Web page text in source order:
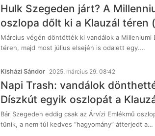
Hulk Szegeden járt? A
oszlopa dőlt ki a Klauzál téren
Március végén döntötték ki vandálok a Milleniumi
téren, majd most július elsején is odalett egy.…
Kisházi Sándor 2025, március 29. 08:42
Napi Trash: vandálok
Díszkút egyik oszlopát a
Bár Szegeden eddig csak az Árvízi Emlékmű
tűnik, a nem túl kedves “hagyomány” átterjedt a…